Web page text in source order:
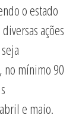
o estado
ações
no mínimo 90
e maio.